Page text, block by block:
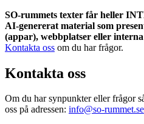
SO-rummets texter får heller
AI-genererat material som
(appar), webbplatser eller
Kontakta oss om du har frågor.
Kontakta oss
Om du har synpunkter eller frågor
oss på adressen: info@so-rummet.se